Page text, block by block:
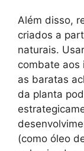
Além disso,
criados a
naturais.
combate aos
as baratas
da planta
(como óleo